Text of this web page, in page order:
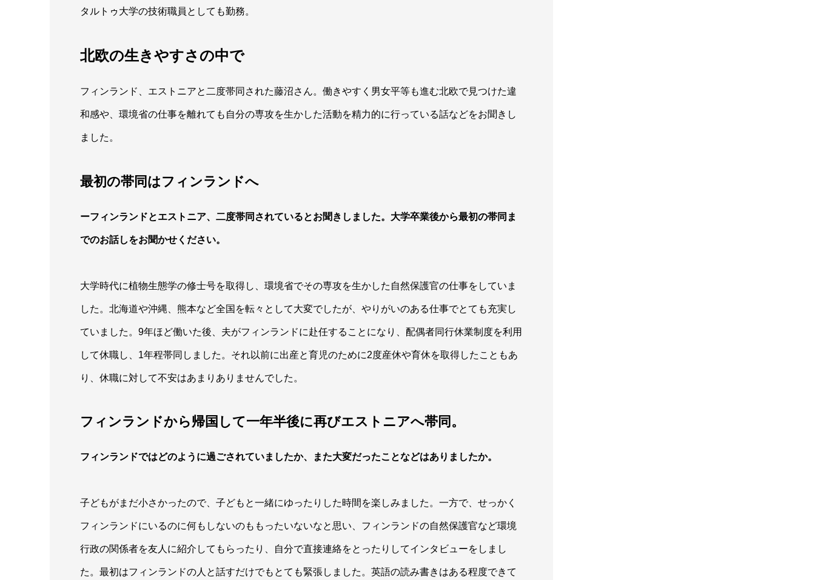
タルトゥ大学の技術職員としても勤務。
北欧の生きやすさの中で
フィンランド、エストニアと二度帯同された藤沼さん。働きやすく男女平等も進む北欧で見つけた違
和感や、環境省の仕事を離れても自分の専攻を生かした活動を精力的に行っている話などをお聞きし
ました。
最初の帯同はフィンランドへ
ーフィンランドとエストニア、二度帯同されているとお聞きしました。大学卒業後から最初の帯同ま
でのお話しをお聞かせください。
大学時代に植物生態学の修士号を取得し、環境省でその専攻を生かした自然保護官の仕事をしていま
した。北海道や沖縄、熊本など全国を転々として大変でしたが、やりがいのある仕事でとても充実し
ていました。9年ほど働いた後、夫がフィンランドに赴任することになり、配偶者同行休業制度を利用
して休職し、1年程帯同しました。それ以前に出産と育児のために2度産休や育休を取得したこともあ
り、休職に対して不安はあまりありませんでした。
フィンランドから帰国して一年半後に再びエストニアへ帯同。
フィンランドではどのように過ごされていましたか、また大変だったことなどはありましたか。
子どもがまだ小さかったので、子どもと一緒にゆったりした時間を楽しみました。一方で、せっかく
フィンランドにいるのに何もしないのももったいないなと思い、フィンランドの自然保護官など環境
行政の関係者を友人に紹介してもらったり、自分で直接連絡をとったりしてインタビューをしまし
た。最初はフィンランドの人と話すだけでもとても緊張しました。英語の読み書きはある程度できて